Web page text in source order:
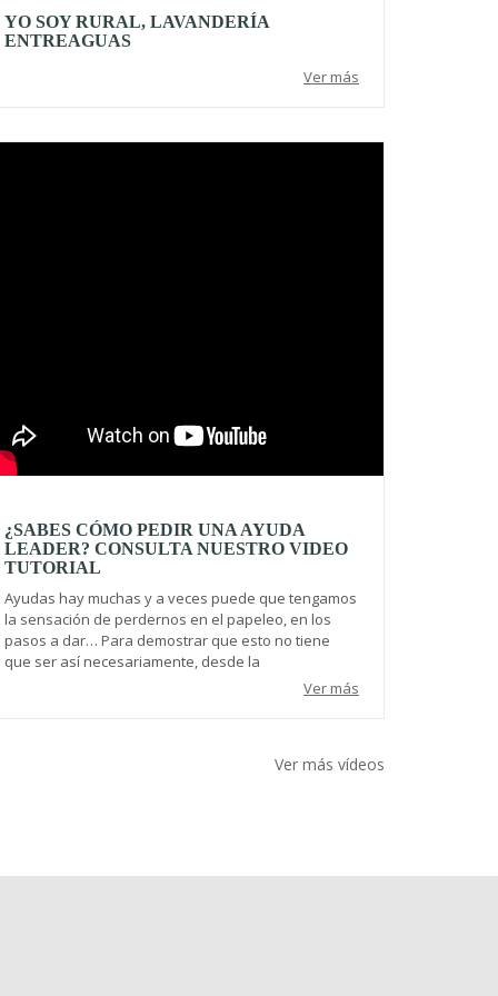
YO SOY RURAL, LAVANDERÍA
ENTREAGUAS
Ver más
¿SABES CÓMO PEDIR UNA AYUDA
LEADER? CONSULTA NUESTRO VIDEO
TUTORIAL
Ayudas hay muchas y a veces puede que tengamos
la sensación de perdernos en el papeleo, en los
pasos a dar… Para demostrar que esto no tiene
que ser así necesariamente, desde la
Ver más
Ver más vídeos